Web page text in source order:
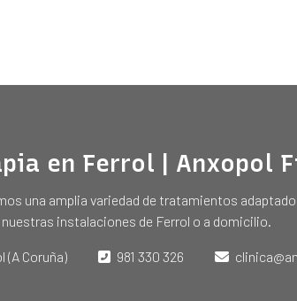
en Ferrol | Anxopol
una amplia variedad de tratamientos
instalaciones de Ferrol o a domicilio.
(A Coruña) 981 330 326